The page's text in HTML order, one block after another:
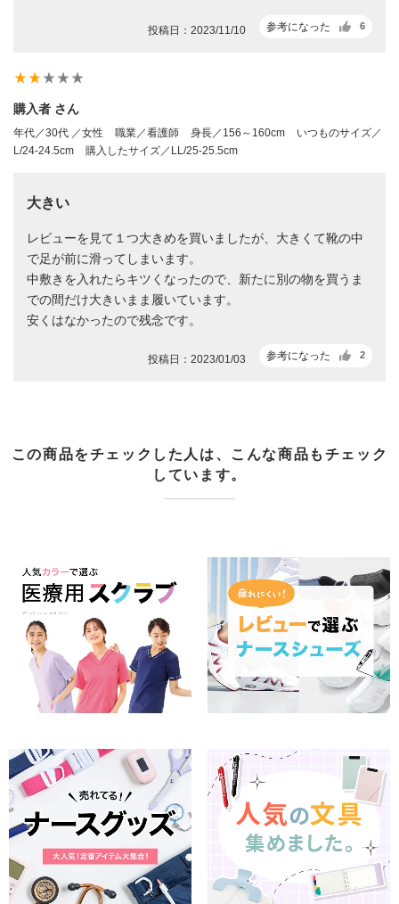
参考になった 6
投稿日：2023/11/10
star_ratestar_ratestar_rate star_rate star_rate
購入者 さん
年代／30代 ／女性 職業／看護師 身長／156～160cm
いつものサイズ／
L/24-24.5cm
購入したサイズ／LL/25-25.5cm
大きい
レビューを見て１つ大きめを買いましたが、大きくて靴の中
で足が前に滑ってしまいます。
中敷きを入れたらキツくなったので、新たに別の物を買うま
での間だけ大きいまま履いています。
安くはなかったので残念です。
参考になった 2
投稿日：2023/01/03
この商品をチェックした人は、こんな商品もチェック
しています。